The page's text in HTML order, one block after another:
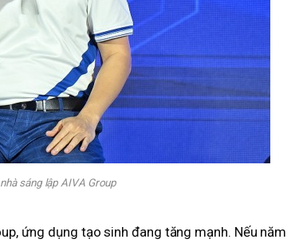
sáng lập AIVA Group
ứng dụng tạo sinh đang tăng mạnh. Nếu năm